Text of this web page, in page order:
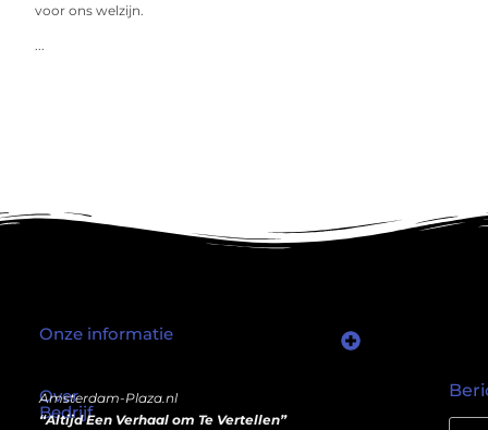
voor ons welzijn.
...
Over
Bedrijf
Amsterdam-Plaza.nl
“Altijd Een Verhaal om Te Vertellen”
Onze informatie